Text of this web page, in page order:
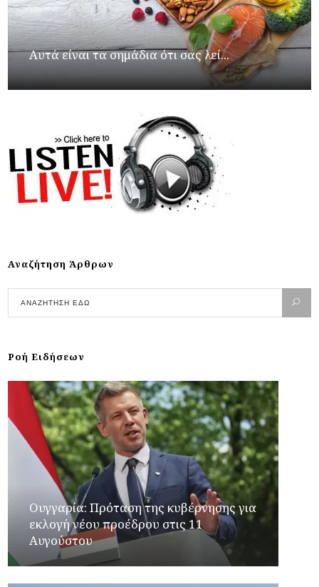
Αυτά είναι τα σημάδια ότι σας λεί...
Αναζήτηση Άρθρων
Ροή Ειδήσεων
Ουγγαρία: Πρόταση της κυβέρνησης για
εκλογή νέου προέδρου στις 11
Αυγούστου